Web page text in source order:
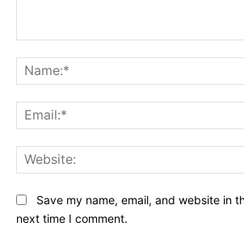
Save my name, email, and website in
next time I comment.